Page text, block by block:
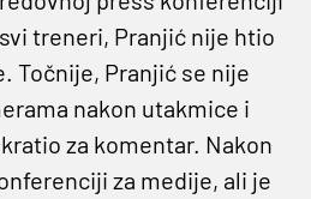
treneri, Pranjić nije htio
Točnije, Pranjić se nije
nakon utakmice i
za komentar. Nakon
za medije, ali je